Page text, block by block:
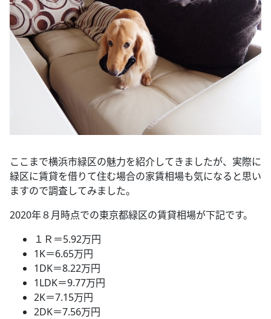
ここまで横浜市緑区の魅力を紹介してきましたが、実際に
緑区に賃貸を借りて住む場合の家賃相場も気になると思い
ますので調査してみました。
2020年８月時点での東京都緑区の賃貸相場が下記です。
１Ｒ＝5.92万円
1K＝6.65万円
1DK＝8.22万円
1LDK＝9.77万円
2K＝7.15万円
2DK＝7.56万円